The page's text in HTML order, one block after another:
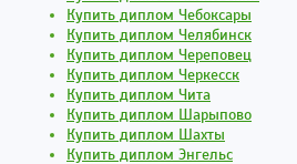
Купить диплом Чебоксары
Купить диплом Челябинск
Купить диплом Череповец
Купить диплом Черкесск
Купить диплом Чита
Купить диплом Шарыпово
Купить диплом Шахты
Купить диплом Энгельс